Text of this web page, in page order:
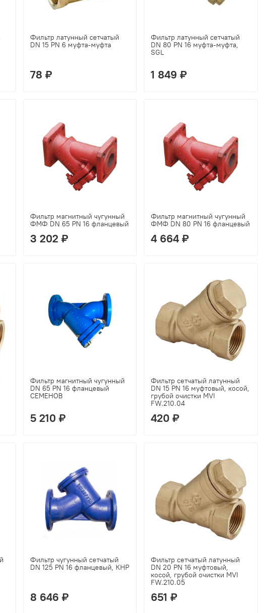
Фильтр латунный сетчатый
DN 15 PN 6 муфта-муфта
78 ₽
Фильтр латунный сетчатый
DN 80 PN 16 муфта-муфта,
SGL
1 849 ₽
Фильтр магнитный чугунный
ФМФ DN 65 PN 16 фланцевый
3 202 ₽
Фильтр магнитный чугунный
ФМФ DN 80 PN 16 фланцевый
4 664 ₽
Фильтр магнитный чугунный
DN 65 PN 16 фланцевый
СЕМЕНОВ
5 210 ₽
Фильтр сетчатый латунный
DN 15 PN 16 муфтовый, косой,
грубой очистки MVI
FW.210.04
420 ₽
Фильтр чугунный сетчатый
DN 125 PN 16 фланцевый, КНР
8 646 ₽
Фильтр сетчатый латунный
DN 20 PN 16 муфтовый,
косой, грубой очистки MVI
FW.210.05
651 ₽